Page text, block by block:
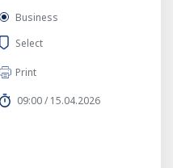
Business
Select
Print
09:00 / 15.04.2026